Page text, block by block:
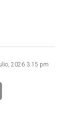
2026 3:15 pm